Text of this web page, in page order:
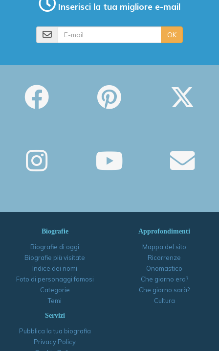
Inserisci la tua migliore e-mail
OK
Biografie
Biografie di oggi
Biografie più visitate
Indice dei nomi
Foto di personaggi famosi
Categorie
Temi
Approfondimenti
Mappa del sito
Ricorrenze
Onomastico
Che giorno era?
Che giorno sarà?
Cultura
Servizi
Pubblica la tua biografia
Privacy Policy